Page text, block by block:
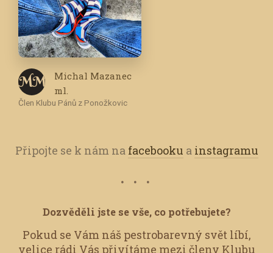
M M
Michal Mazanec
ml.
Člen Klubu Pánů z Ponožkovic
Připojte se k nám na facebooku a instagramu
Dozvěděli jste se vše, co potřebujete?
Pokud se Vám náš pestrobarevný svět líbí,
velice rádi Vás přivítáme mezi členy Klubu